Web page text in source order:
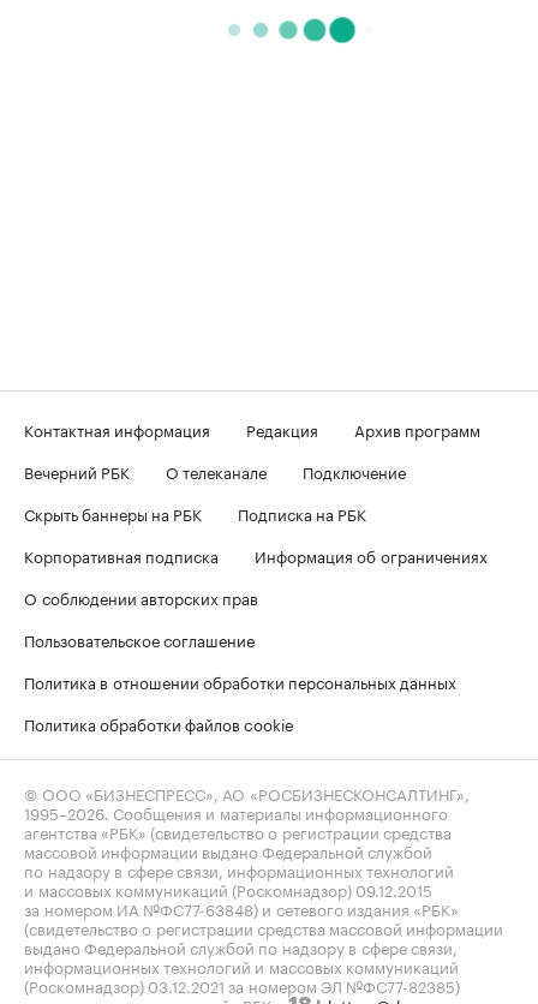
Контактная информация Редакция
Архив программ
Вечерний РБК
О телеканале
Подключение
Скрыть баннеры на РБК
Подписка на РБК
Корпоративная подписка
Информация об ограничениях
О соблюдении авторских прав
Пользовательское соглашение
Политика в отношении обработки персональных данных
Политика обработки файлов cookie
© ООО «БИЗНЕСПРЕСС», АО «РОСБИЗНЕСКОНСАЛТИНГ»,
1995–2026 . Сообщения и материалы информационного
агентства «РБК» (свидетельство о регистрации средства
массовой информации выдано Федеральной службой
по надзору в сфере связи, информационных технологий
и массовых коммуникаций (Роскомнадзор) 09.12.2015
за номером ИА №ФС77-63848) и сетевого издания «РБК»
(свидетельство о регистрации средства массовой информации
выдано Федеральной службой по надзору в сфере связи,
информационных технологий и массовых коммуникаций
(Роскомнадзор) 03.12.2021 за номером ЭЛ №ФС77-82385)